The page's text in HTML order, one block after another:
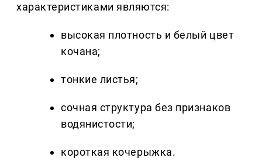
характеристиками являются:
высокая плотность и белый цвет
кочана;
тонкие листья;
сочная структура без признаков
водянистости;
короткая кочерыжка.